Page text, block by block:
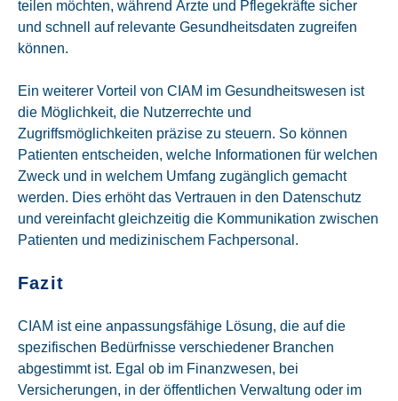
teilen möchten, während Ärzte und Pflegekräfte sicher
und schnell auf relevante Gesundheitsdaten zugreifen
können.
Ein weiterer Vorteil von CIAM im Gesundheitswesen ist
die Möglichkeit, die Nutzerrechte und
Zugriffsmöglichkeiten präzise zu steuern. So können
Patienten entscheiden, welche Informationen für welchen
Zweck und in welchem Umfang zugänglich gemacht
werden. Dies erhöht das Vertrauen in den Datenschutz
und vereinfacht gleichzeitig die Kommunikation zwischen
Patienten und medizinischem Fachpersonal.
Fazit
CIAM ist eine anpassungsfähige Lösung, die auf die
spezifischen Bedürfnisse verschiedener Branchen
abgestimmt ist. Egal ob im Finanzwesen, bei
Versicherungen, in der öffentlichen Verwaltung oder im